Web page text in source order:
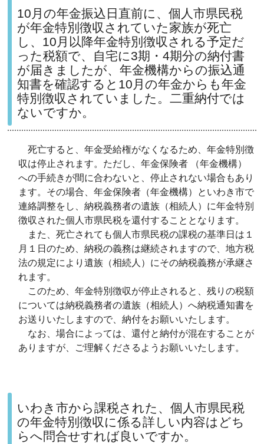
10月の年金振込日直前に、個人市県民税
が年金特別徴収されていた家族が死亡
し、10月以降年金特別徴収される予定だ
った税額で、自宅に3期・4期分の納付書
が届きましたが、年金機構からの振込通
知書を確認すると10月の年金からも年金
特別徴収されていました。二重納付では
ないですか。
死亡すると、年金受給権がなくなるため、年金特別徴
収は停止されます。ただし、年金保険者 （年金機構）
への手続きが間に合わないと、停止されない場合もあり
ます。その場合、年金保険者（年金機構）といわき市で
連絡調整をし、納税義務者の遺族（相続人）に年金特別
徴収された個人市県民税を還付することとなります。
また、死亡されても個人市県民税の課税の基準日は１
月１日のため、納税の義務は継続されますので、地方税
法の規定により遺族（相続人）にその納税義務が承継さ
れます。
このため、年金特別徴収が停止されると、残りの税額
については納税義務者の遺族（相続人）へ納税通知書を
お送りいたしますので、納付をお願いいたします。
なお、場合によっては、還付と納付が混在することが
ありますが、ご理解くださるようお願いいたします。
いわき市から課税された、個人市県民税
の年金特別徴収に係る詳しい内容はどち
らへ問合せすれば良いですか。